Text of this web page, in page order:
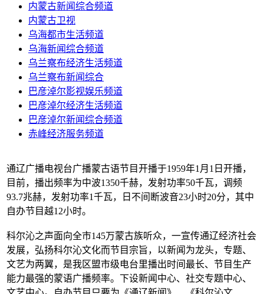
内蒙古新闻综合频道
内蒙古卫视
乌海都市生活频道
乌海新闻综合频道
乌兰察布经济生活频道
乌兰察布新闻综合
巴彦淖尔影视娱乐频道
巴彦淖尔经济生活频道
巴彦淖尔新闻综合频道
赤峰经济服务频道
通辽广播电视台广播蒙古语节目开播于1959年1月1日开播，
目前，播出频率为中波1350千赫，发射功率50千瓦，调频
93.7兆赫，发射功率1千瓦，日不间断波音23小时20分，其中
自办节目越12小时。
科尔沁之声面向全市145万蒙古族听众，一宣传通辽经济社会
发展，弘扬科尔沁文化而节目宗旨，以新闻为龙头，专题、
文艺为两翼，是我区盟市级电台里播出时间最长、节目生产
能力最强的蒙语广播频率。下设新闻中心、社交专题中心、